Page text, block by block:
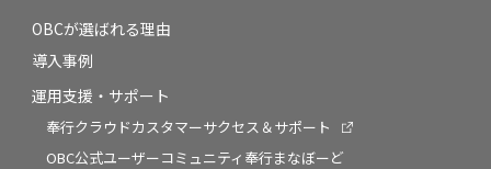
OBCが選ばれる理由
導入事例
運用支援・サポート
奉行クラウドカスタマーサクセス＆サポート
OBC公式ユーザーコミュニティ奉行まなぼーど